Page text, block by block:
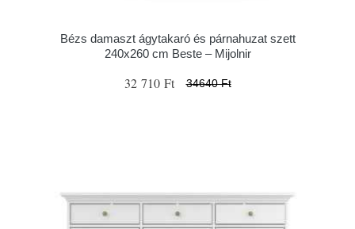
Bézs damaszt ágytakaró és párnahuzat szett
240x260 cm Beste – Mijolnir
32 710 Ft 34640 Ft